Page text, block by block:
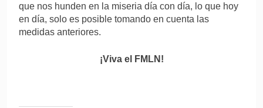
que nos hunden en la miseria día con día, lo que hoy
en día, solo es posible tomando en cuenta las
medidas anteriores.
¡Viva el FMLN!